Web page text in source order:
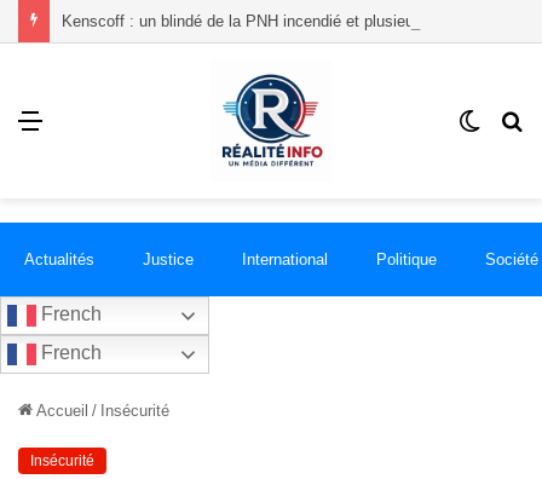
Menu
Switch
Actualités Justice International Politique Société
French
French
Accueil / Insécurité
Insécurité